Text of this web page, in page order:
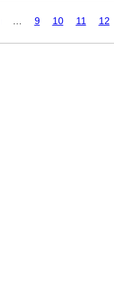
9 10 11 12